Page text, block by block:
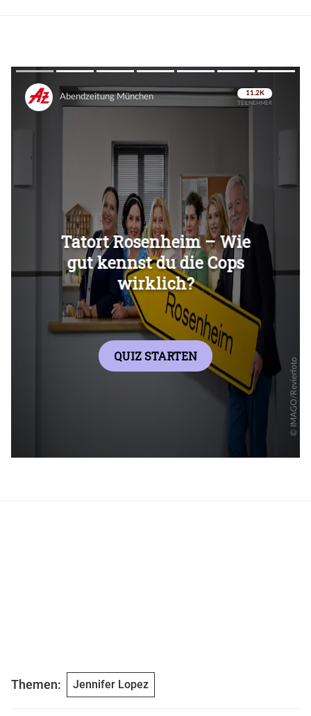
Überspringen
Überspringen
Themen: Jennifer Lopez